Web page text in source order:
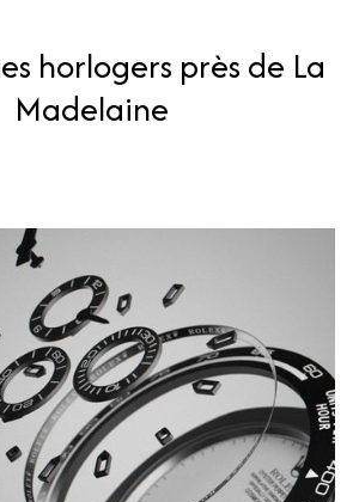
horlogers près de La
Madelaine